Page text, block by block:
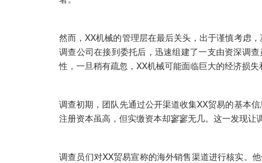
然而，XX机械的管理层在最后关头，出于谨慎考虑
调查公司在接到委托后，迅速组建了一支由资深调
性，一旦稍有疏忽，XX机械可能面临巨大的经济损失
调查初期，团队先通过公开渠道收集XX贸易的基本
注册资本虽高，但实缴资本却寥寥无几。这一发现让
调查员们对XX贸易宣称的海外销售渠道进行核实。